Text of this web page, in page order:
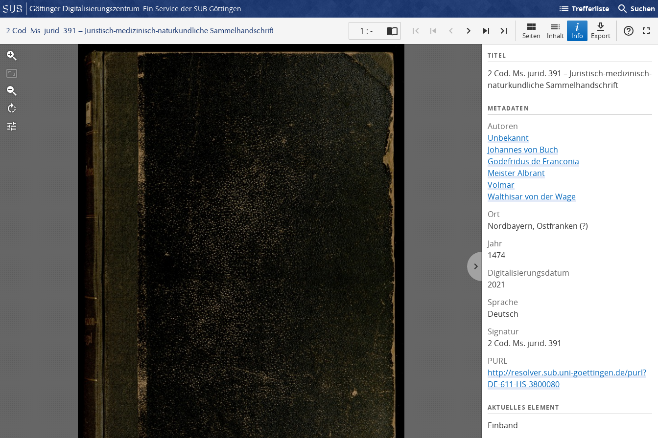
Göttinger Digitalisierungszentrum Ein Service der SUB Göttingen list Trefferliste search Suchen
2 Cod. Ms. jurid. 391 – Juristisch-medizinisch-naturkundliche Sammelhandschrift 1 : - Seiten Inhalt Info Export
I
f
o
TITEL
2 Cod. Ms. jurid. 391 – Juristisch-medizinisch-
naturkundliche Sammelhandschrift
METADATEN
Autoren
Unbekannt
Johannes von Buch
Godefridus de Franconia
Meister Albrant
Volmar
Walthisar von der Wage
Ort
Nordbayern, Ostfranken (?)
Jahr
1474
Digitalisierungsdatum
2021
Sprache
Deutsch
Signatur
2 Cod. Ms. jurid. 391
PURL
http://resolver.sub.uni-goettingen.de/purl?
DE-611-HS-3800080
AKTUELLES ELEMENT
Einband